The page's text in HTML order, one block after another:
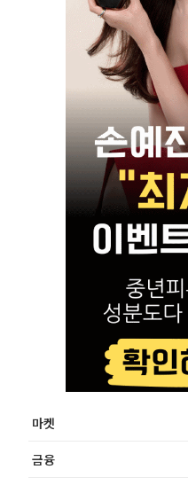
마켓
금융